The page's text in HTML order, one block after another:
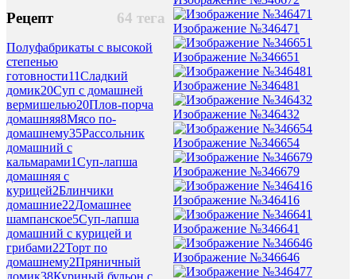
64 тега
Рецепт
Полуфабрикаты с высокой
степенью
готовности11Сладкий
домик20Суп с домашней
вермишелью20Плов-порча
домашняя8Мясо по-
домашнему35Рассольник
домашний с
кальмарами1Суп-лапша
домашняя с
курицей2Блинчики
домашние22Домашнее
шампанское5Суп-лапша
домашний с курицей и
грибами22Торт по
домашнему2Пряничный
домик38Куриный бульон с
Изображение №346471
Изображение №346651
Изображение №346481
Изображение №346432
Изображение №346654
Изображение №346679
Изображение №346416
Изображение №346641
Изображение №346646